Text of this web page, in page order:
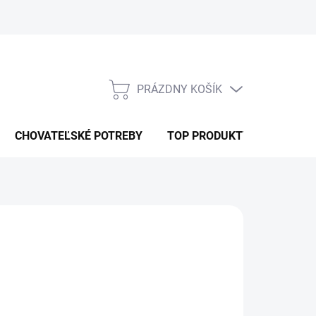
NÁKUPNÝ
PRÁZDNY KOŠÍK
CHOVATEĽSKÉ POTREBY TOP PRODUKTY